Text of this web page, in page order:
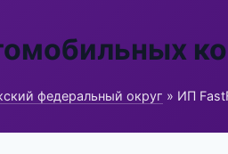
федеральный округ » ИП